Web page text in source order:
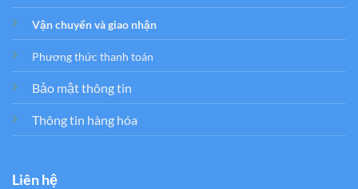
Vận chuyển và giao nhận
Phương thức thanh toán
Bảo mật thông tin
Thông tin hàng hóa
Liên hệ